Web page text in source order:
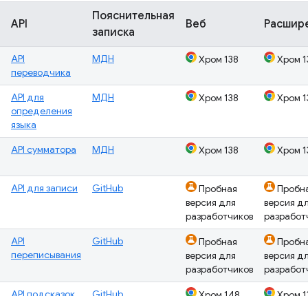
API
Пояснительная
записка
Веб
API
переводчика
МДН Хром 138 Хром
API для
определения
языка
МДН Хром 138 Хром
API сумматора МДН Хром 138 Хром
API для записи GitHub
Пробная
версия для
разработчиков
версия
API
переписывания
GitHub
Пробная
версия для
разработчиков
версия